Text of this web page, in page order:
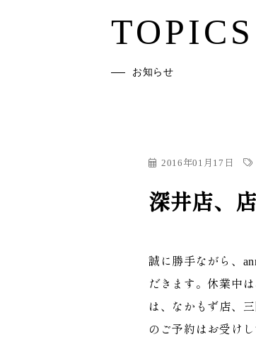
TOPICS
お知らせ
2016年01月17日
深井店、
誠に勝手ながら、
だきます。休業中
は、なかもず店、
のご予約はお受けし